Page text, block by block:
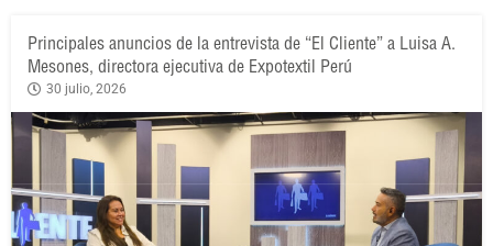
Principales anuncios de la entrevista de “El Cliente” a Luisa A.
Mesones, directora ejecutiva de Expotextil Perú
30 julio, 2026